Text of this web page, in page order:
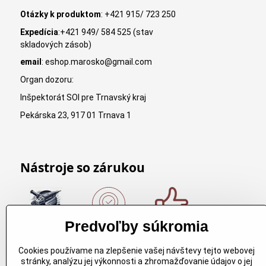
Otázky k produktom: +421 915/ 723 250
Expedícia:+421 949/ 584 525 (stav
skladových zásob)
email : eshop.marosko@gmail.com
Organ dozoru:
Inšpektorát SOI pre Trnavský kraj
Pekárska 23, 917 01 Trnava 1
Nástroje so zárukou
Nákup nad
Nákup nad
Originálne
Arbortech
Kvalitné
náradie
Predvoľby súkromia
Cookies používame na zlepšenie vašej návštevy tejto webovej
stránky, analýzu jej výkonnosti a zhromažďovanie údajov o jej